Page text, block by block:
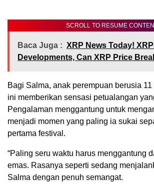
SCROLL TO RESUME
Baca Juga : XRP News Today!
Developments, Can XRP Price
Bagi Salma, anak perempuan berusia
ini memberikan sensasi petualangan
Pengalaman menggantung untuk
menjadi momen yang paling ia sukai
pertama festival.
“Paling seru waktu harus menggantung
emas. Rasanya seperti sedang
Salma dengan penuh semangat.